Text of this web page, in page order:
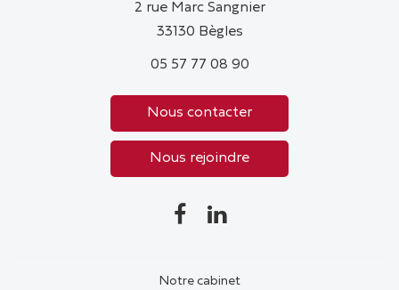
2 rue Marc Sangnier
33130 Bègles
05 57 77 08 90
Nous contacter
Nous rejoindre
Notre cabinet